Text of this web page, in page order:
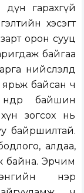
дүн гарахгүй
хэсэгт
орон сууц
байгаа
нийслэлд
ярьж байсан ч
өндөр байшин
зогсох нь
байршилтай.
алдаа,
байна. Эрчим
нэр